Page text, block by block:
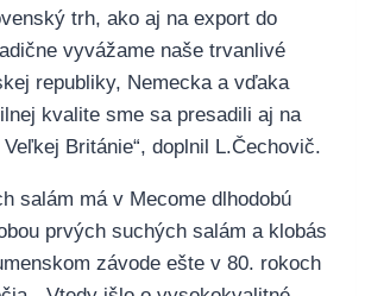
trh, ako aj na export do
vyvážame naše trvanlivé
republiky, Nemecka a vďaka
kvalite sme sa presadili aj na
Británie“, doplnil L.Čechovič.
salám má v Mecome dlhodobú
prvých suchých salám a klobás
závode ešte v 80. rokoch